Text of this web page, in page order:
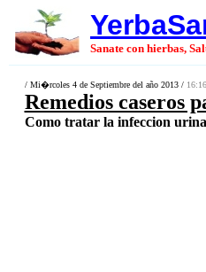
Sanate con hierbas,
/ Mi�rcoles 4 de Septiembre del año 2013 /
Remedios caseros
Como tratar la infeccion